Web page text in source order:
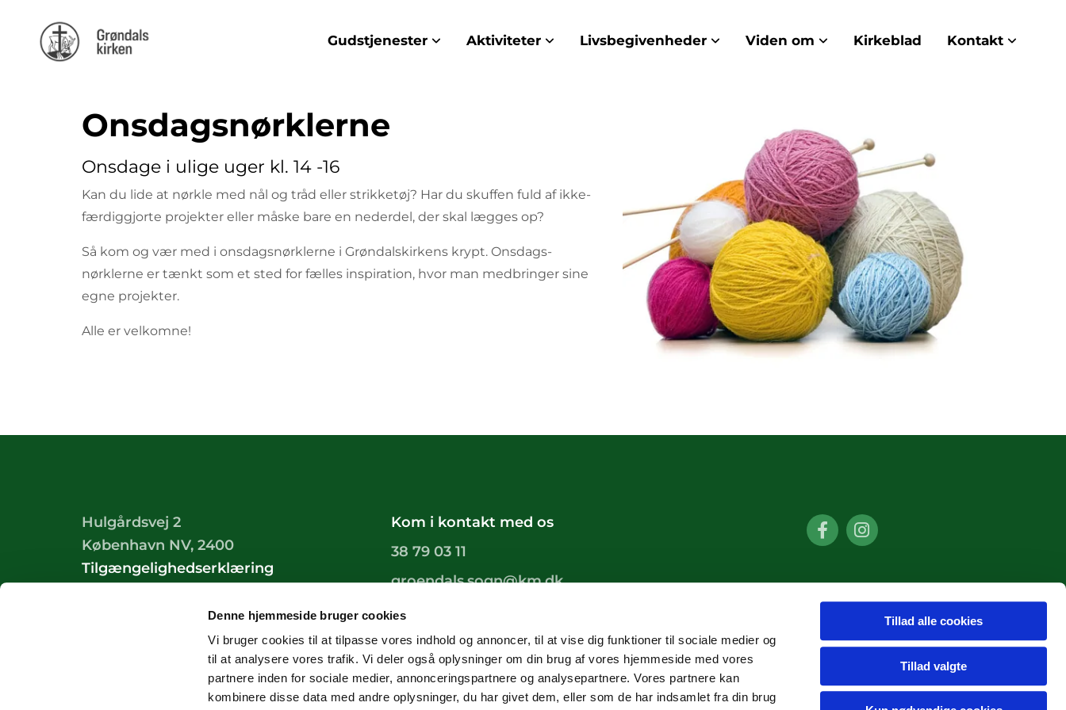
Denne hjemmeside bruger cookies
Vi bruger cookies til at tilpasse vores indhold og annoncer, til at vise dig funktioner til sociale medier og
til at analysere vores trafik. Vi deler også oplysninger om din brug af vores hjemmeside med vores
partnere inden for sociale medier, annonceringspartnere og analysepartnere. Vores partnere kan
kombinere disse data med andre oplysninger, du har givet dem, eller som de har indsamlet fra din brug
Tillad alle cookies
Tillad valgte
Gudstjenester Aktiviteter Livsbegivenheder Viden om Kirkeblad Kontakt
Onsdagsnørklerne
Onsdage i ulige uger kl. 14 -16
Kan du lide at nørkle med nål og tråd eller strikketøj? Har du skuffen fuld af ikke-
færdiggjorte projekter eller måske bare en nederdel, der skal lægges op?
Så kom og vær med i onsdagsnørklerne i Grøndalskirkens krypt. Onsdags-
nørklerne er tænkt som et sted for fælles inspiration, hvor man medbringer sine
egne projekter.
Alle er velkomne!
Hulgårdsvej 2
København NV, 2400
Tilgængelighedserklæring
Kom i kontakt med os
38 79 03 11
groendals.sogn@km.dk
Privatlivspolitik Log på ChurchDesk